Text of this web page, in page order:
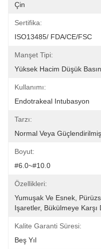
Çin
Sertifika:
ISO13485/ FDA/CE/FSC
Manşet Tipi:
Yüksek Hacim Düşük
Kullanımı:
Endotrakeal Intubasyon
Tarzı:
Normal Veya Güçlendirilmiş
Boyut:
#6.0~#10.0
Özellikleri:
Yumuşak Ve Esnek,
Işaretler, Bükülmeye Karşı
Kalite Garanti Süresi:
Beş Yıl